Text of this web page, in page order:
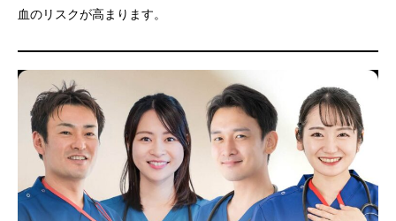
血のリスクが高まります。